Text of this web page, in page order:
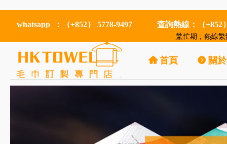
whatsapp ：（+852） 5778-9497 查詢熱線：（
繁忙期，熱線
낀 首頁 뀹 關